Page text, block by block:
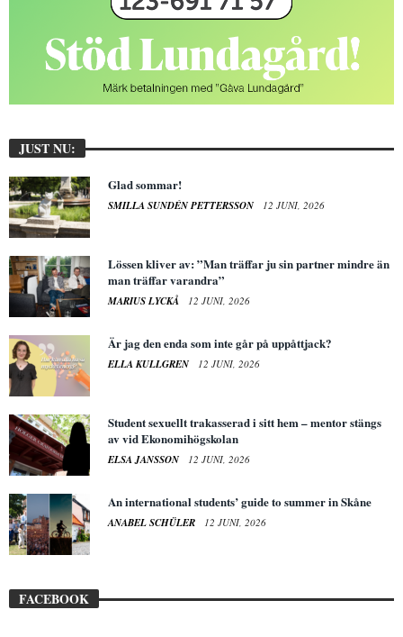
JUST NU:
Glad sommar!
SMILLA SUNDÉN PETTERSSON 12 JUNI, 2026
Lössen kliver av: ”Man träffar ju sin partner mindre än
man träffar varandra”
MARIUS LYCKÅ 12 JUNI, 2026
Är jag den enda som inte går på uppåttjack?
ELLA KULLGREN 12 JUNI, 2026
Student sexuellt trakasserad i sitt hem – mentor stängs
av vid Ekonomihögskolan
ELSA JANSSON 12 JUNI, 2026
An international students’ guide to summer in Skåne
ANABEL SCHÜLER 12 JUNI, 2026
FACEBOOK